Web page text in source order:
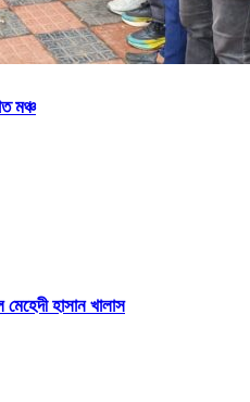
মঞ্চ
হাসান খালাস